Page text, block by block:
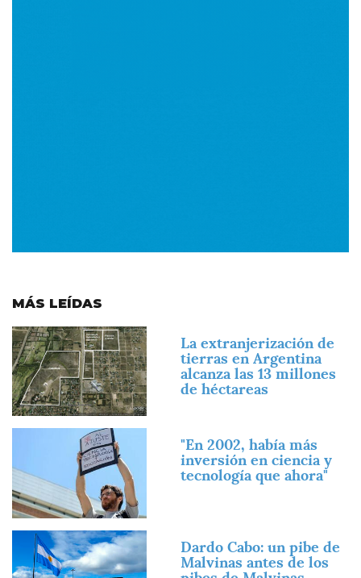
MÁS LEÍDAS
Imagen
La extranjerización de
tierras en Argentina
alcanza las 13 millones
de héctareas
"En 2002, había más
inversión en ciencia y
tecnología que ahora"
Imagen
Dardo Cabo: un pibe de
Malvinas antes de los